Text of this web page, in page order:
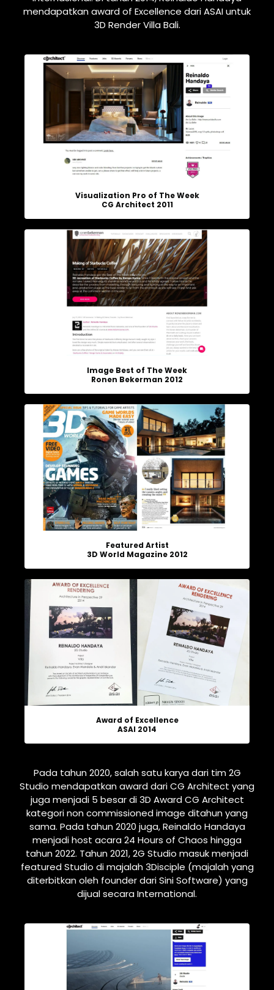
mendapatkan award of Excellence dari ASAI untuk
3D Render Villa Bali.
Visualization Pro of The Week
CG Architect 2011
Image Best of The Week
Ronen Bekerman 2012
Featured Artist
3D World Magazine 2012
Award of Excellence
ASAI 2014
Pada tahun 2020, salah satu karya dari tim 2G
Studio mendapatkan award dari CG Architect yang
juga menjadi 5 besar di 3D Award CG Architect
kategori non commissioned image ditahun yang
sama. Pada tahun 2020 juga, Reinaldo Handaya
menjadi host acara 24 Hours of Chaos hingga
tahun 2022. Tahun 2021, 2G Studio masuk menjadi
featured Studio di majalah 3Disciple (majalah yang
diterbitkan oleh founder dari Sini Software) yang
dijual secara International.